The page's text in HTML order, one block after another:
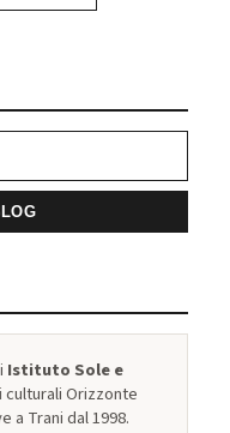
Istituto Sole e
culturali Orizzonte
a Trani dal 1998.